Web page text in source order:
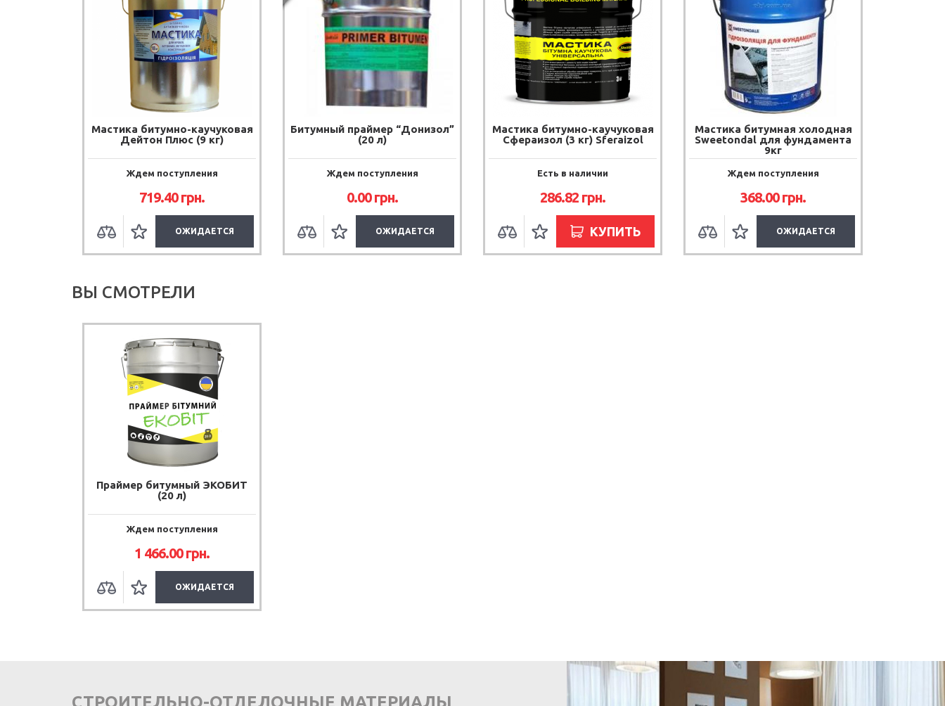
Мастика битумно-каучуковая
Дейтон Плюс (9 кг)
Ждем поступления
719.40грн.
ОЖИДАЕТСЯ
Битумный праймер “Донизол”
(20 л)
Ждем поступления
0.00грн.
ОЖИДАЕТСЯ
Мастика битумно-каучуковая
Сфераизол (3 кг) Sferaizol
Есть в наличии
286.82 грн.
КУПИТЬ
Мастика битумная холодная
Sweetondal для фундамента
9кг
Ждем поступления
368.00грн.
ОЖИДАЕТСЯ
ВЫ СМОТРЕЛИ
Праймер битумный ЭКОБИТ
(20 л)
Ждем поступления
1 466.00грн.
ОЖИДАЕТСЯ
СТРОИТЕЛЬНО-ОТДЕЛОЧНЫЕ МАТЕРИАЛЫ